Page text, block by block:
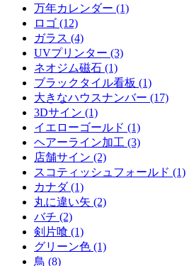
万年カレンダー (1)
ロゴ (12)
ガラス (4)
UVプリンター (3)
ネオジム磁石 (1)
ブラックタイル看板 (1)
大きなハウスナンバー (17)
3Dサイン (1)
イエローゴールド (1)
ヘアーライン加工 (3)
店舗サイン (2)
スコティッシュフォールド (1)
カナダ (1)
丸に違い矢 (2)
バチ (2)
剣片喰 (1)
グリーン色 (1)
鳥 (8)